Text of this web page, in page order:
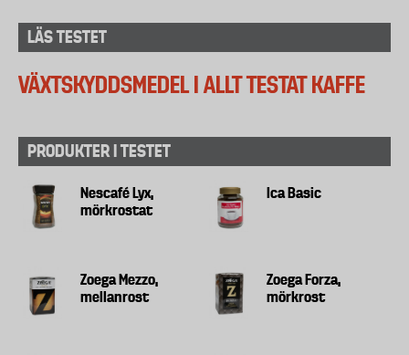
LÄS TESTET
VÄXTSKYDDSMEDEL I ALLT TESTAT KAFFE
PRODUKTER I TESTET
Nescafé Lyx,
mörkrostat
Ica Basic
Zoega Mezzo,
mellanrost
Zoega Forza,
mörkrost